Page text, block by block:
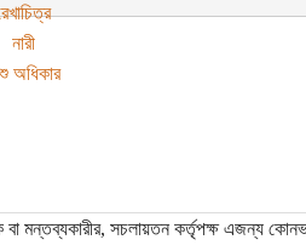
নারী
অধিকার
মন্তব্যকারীর, সচলায়তন কর্তৃপক্ষ এজন্য